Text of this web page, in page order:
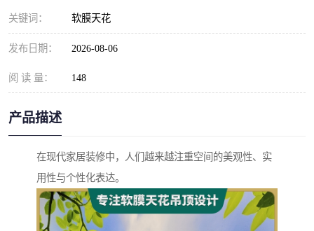
关键词： 软膜天花
发布日期： 2026-08-06
阅 读 量： 148
产品描述
在现代家居装修中，人们越来越注重空间的美观性、实
用性与个性化表达。